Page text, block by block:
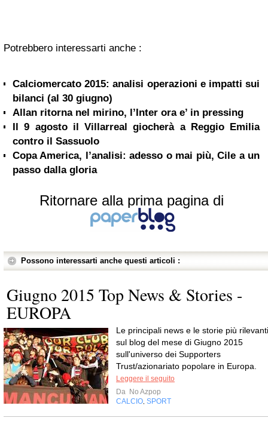
Potrebbero interessarti anche :
Calciomercato 2015: analisi operazioni e impatti sui
bilanci (al 30 giugno)
Allan ritorna nel mirino, l’Inter ora e’ in pressing
Il 9 agosto il Villarreal giocherà a Reggio Emilia
contro il Sassuolo
Copa America, l’analisi: adesso o mai più, Cile a un
passo dalla gloria
Ritornare alla prima pagina di
Possono interessarti anche questi articoli :
Giugno 2015 Top News & Stories -
EUROPA
Le principali news e le storie più rilevanti
sul blog del mese di Giugno 2015
sull'universo dei Supporters
Trust/azionariato popolare in Europa.
Leggere il seguito
Da No Azpop
CALCIO SPORT